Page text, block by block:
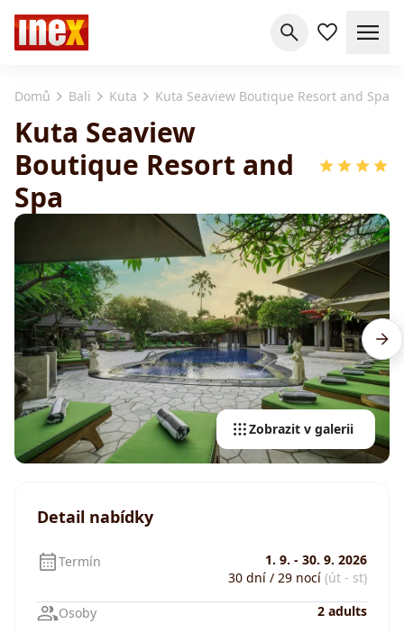
Domů Bali Kuta Kuta Seaview Boutique Resort and Spa
Kuta Seaview
Boutique Resort and
Spa
Zobrazit v galerii
Detail nabídky
Termín 1. 9. - 30. 9. 2026
30 dní / 29 nocí (út - st)
Osoby 2 adults